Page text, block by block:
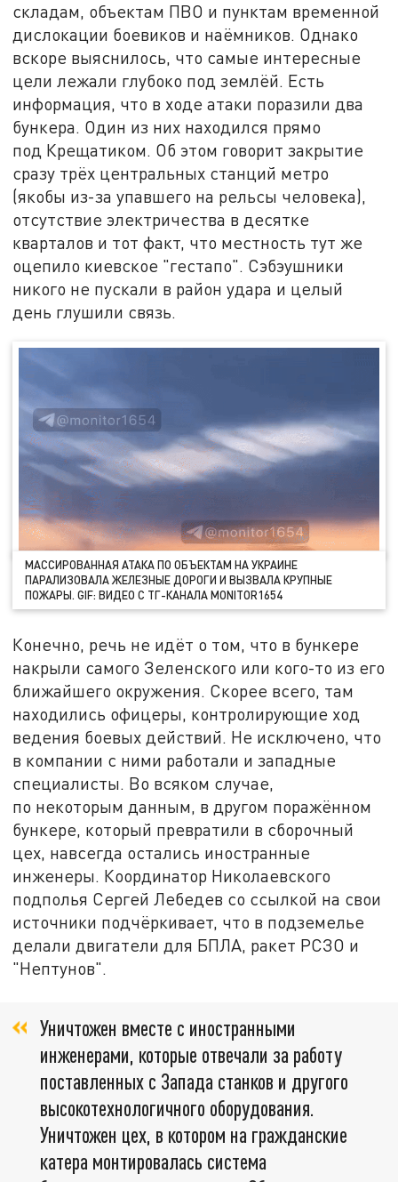
складам, объектам ПВО и пунктам временной
дислокации боевиков и наёмников. Однако
вскоре выяснилось, что самые интересные
цели лежали глубоко под землёй. Есть
информация, что в ходе атаки поразили два
бункера. Один из них находился прямо
под Крещатиком. Об этом говорит закрытие
сразу трёх центральных станций метро
(якобы из-за упавшего на рельсы человека),
отсутствие электричества в десятке
кварталов и тот факт, что местность тут же
оцепило киевское "гестапо". Сэбэушники
никого не пускали в район удара и целый
день глушили связь.
МАССИРОВАННАЯ АТАКА ПО ОБЪЕКТАМ НА УКРАИНЕ
ПАРАЛИЗОВАЛА ЖЕЛЕЗНЫЕ ДОРОГИ И ВЫЗВАЛА КРУПНЫЕ
ПОЖАРЫ. GIF: ВИДЕО С ТГ-КАНАЛА MONITOR1654
Конечно, речь не идёт о том, что в бункере
накрыли самого Зеленского или кого-то из его
ближайшего окружения. Скорее всего, там
находились офицеры, контролирующие ход
ведения боевых действий. Не исключено, что
в компании с ними работали и западные
специалисты. Во всяком случае,
по некоторым данным, в другом поражённом
бункере, который превратили в сборочный
цех, навсегда остались иностранные
инженеры. Координатор Николаевского
подполья Сергей Лебедев со ссылкой на свои
источники подчёркивает, что в подземелье
делали двигатели для БПЛА, ракет РСЗО и
"Нептунов".
Уничтожен вместе с иностранными
инженерами, которые отвечали за работу
поставленных с Запада станков и другого
высокотехнологичного оборудования.
Уничтожен цех, в котором на гражданские
катера монтировалась система